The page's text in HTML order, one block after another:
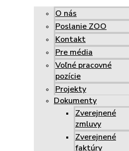
O nás
Poslanie ZOO
Kontakt
Pre média
Voľné pracovné
pozície
Projekty
Dokumenty
Zverejnené
zmluvy
Zverejnené
faktúry